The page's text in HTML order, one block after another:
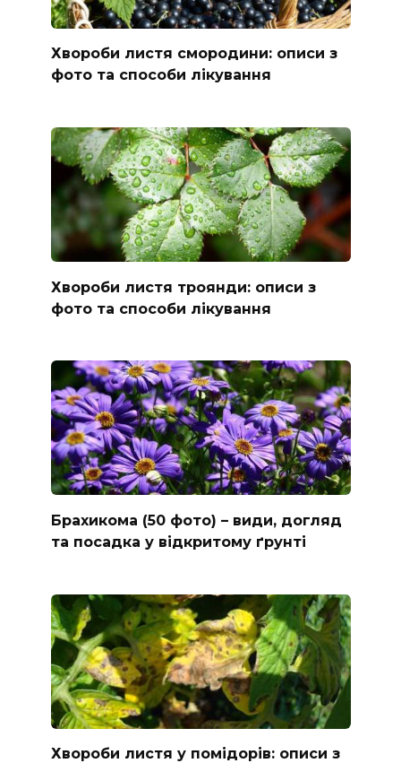
Хвороби листя смородини: описи з
фото та способи лікування
Хвороби листя троянди: описи з
фото та способи лікування
Брахикома (50 фото) – види, догляд
та посадка у відкритому ґрунті
Хвороби листя у помідорів: описи з